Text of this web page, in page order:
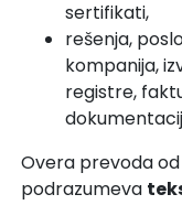
sertifikati,
rešenja,
kompanija,
registre,
Overa prevoda
podrazumeva